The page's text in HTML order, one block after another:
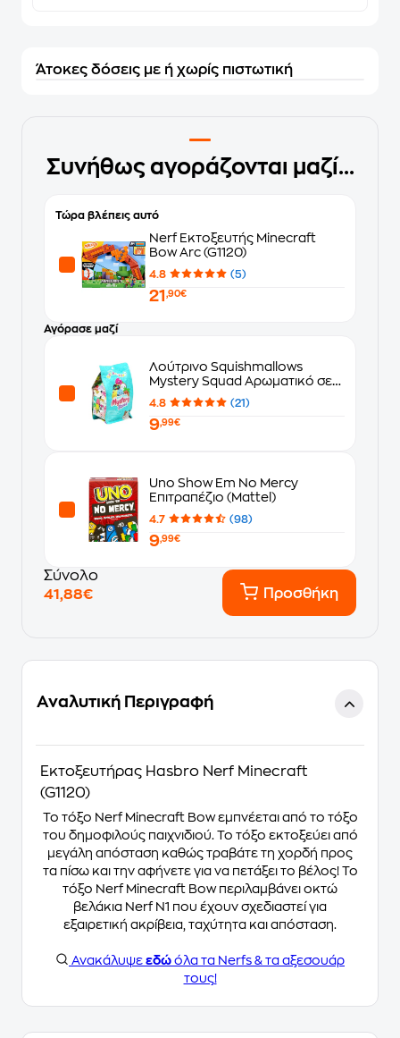
Άτοκες δόσεις με ή χωρίς πιστωτική
Συνήθως αγοράζονται μαζί...
Τώρα βλέπεις αυτό
Nerf Εκτοξευτής Minecraft
Bow Arc (G1120)
4.8 (5)
21 ,90€
Αγόρασε μαζί
Λούτρινο Squishmallows
Mystery Squad Αρωματικό σε
Σακουλάκι Έκπληξη σε 6 Σχέδια
(13cm) - Τυχαία Επιλογή
Σχεδίου
4.8 (21)
9,99€
Uno Show Em No Mercy
Επιτραπέζιο (Mattel)
4.7 (98)
9,99€
Σύνολο
41,88€
Προσθήκη
Αναλυτική Περιγραφή
Εκτοξευτήρας Hasbro Nerf Minecraft
(G1120)
Το τόξο Nerf Minecraft Bow εμπνέεται από το τόξο
του δημοφιλούς παιχνιδιού. Το τόξο εκτοξεύει από
μεγάλη απόσταση καθώς τραβάτε τη χορδή προς
τα πίσω και την αφήνετε για να πετάξει το βέλος! Το
τόξο Nerf Minecraft Bow περιλαμβάνει οκτώ
βελάκια Nerf N1 που έχουν σχεδιαστεί για
εξαιρετική ακρίβεια, ταχύτητα και απόσταση.
Ανακάλυψε εδώ όλα τα Nerfs & τα αξεσουάρ
τους!